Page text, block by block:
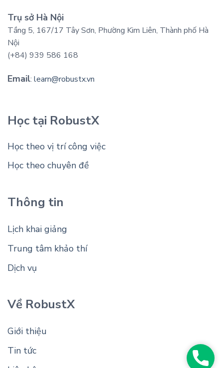
Trụ sở Hà Nội
Tầng 5, 167/17 Tây Sơn, Phường Kim Liên, Thành phố Hà
Nội
(+84) 939 586 168
Email: learn@robustx.vn
Học tại RobustX
Học theo vị trí công việc
Học theo chuyên đề
Thông tin
Lịch khai giảng
Trung tâm khảo thí
Dịch vụ
Về RobustX
Giới thiệu
Tin tức
Phone